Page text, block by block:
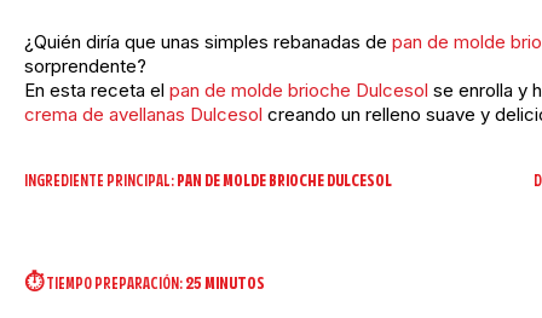
¿Quién diría que unas simples rebanadas de pan de molde
sorprendente?
En esta receta el pan de molde brioche Dulcesol se enrolla y
crema de avellanas Dulcesol creando un relleno suave y
INGREDIENTE PRINCIPAL:PAN DE MOLDE BRIOCHE DULCESOL
⏱️ TIEMPO PREPARACIÓN:25 MINUTOS